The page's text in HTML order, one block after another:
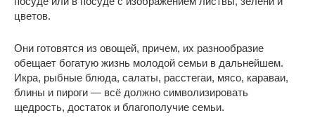
цветов.
Они готовятся из овощей, причем, их разнообразие
обещает богатую жизнь молодой семьи в дальнейшем.
Икра, рыбные блюда, салаты, расстегаи, мясо, караваи,
блины и пироги — всё должно символизировать
щедрость, достаток и благополучие семьи.